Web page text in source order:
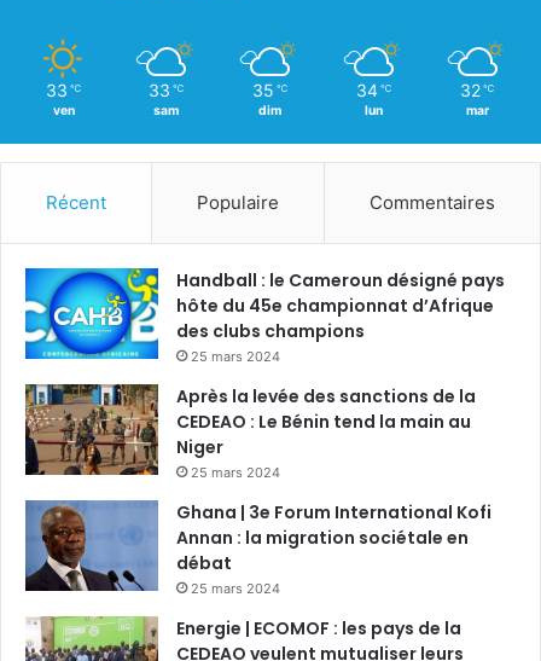
33 ℃
ven
33 ℃
sam
35 ℃
dim
34 ℃
lun
32 ℃
mar
Récent Populaire Commentaires
Handball : le Cameroun désigné pays
hôte du 45e championnat d’Afrique
des clubs champions
25 mars 2024
Après la levée des sanctions de la
CEDEAO : Le Bénin tend la main au
Niger
25 mars 2024
Ghana | 3e Forum International Kofi
Annan : la migration sociétale en
débat
25 mars 2024
Energie | ECOMOF : les pays de la
CEDEAO veulent mutualiser leurs